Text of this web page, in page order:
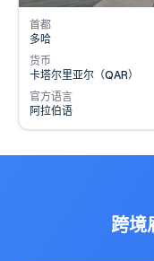
首都
多哈
货币
卡塔尔里亚尔（QAR）
官方语言
阿拉伯语
跨境